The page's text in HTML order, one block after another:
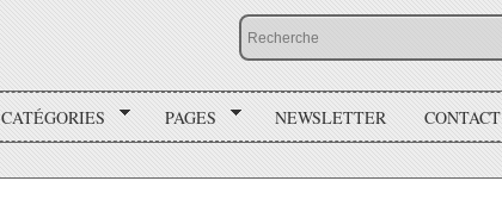
CATÉGORIES PAGES NEWSLETTER CONTACT